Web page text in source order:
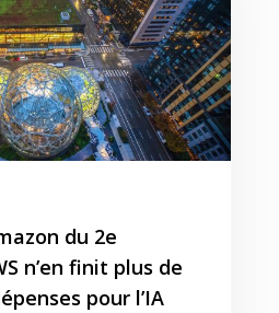
du 2e
n’en finit plus de
pour l’IA